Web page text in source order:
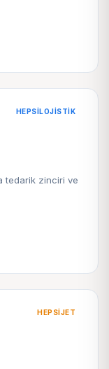
HEPSILOJISTIK
tedarik zinciri ve
HEPSIJET